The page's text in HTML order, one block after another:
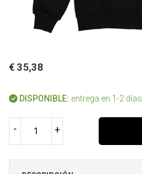
€ 35,38
DISPONIBLE: entrega en 1-2 días
- +